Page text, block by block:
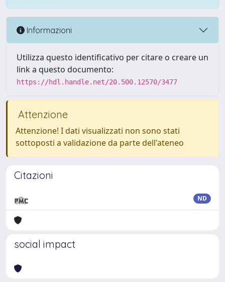
Informazioni
Utilizza questo identificativo per citare o creare un
link a questo documento:
https://hdl.handle.net/20.500.12570/3477
Attenzione
Attenzione! I dati visualizzati non sono stati
sottoposti a validazione da parte dell'ateneo
Citazioni
ND
social impact